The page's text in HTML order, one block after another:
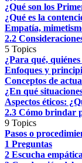
¿Qué son los
¿Qué es la
Empatía,
2.2
5 Topics
¿Para qué,
Enfoques y
Conceptos de
¿En qué
Aspectos éticos:
2.3 Cómo brindar
9 Topics
Pasos o
1 Preguntas
2 Escucha